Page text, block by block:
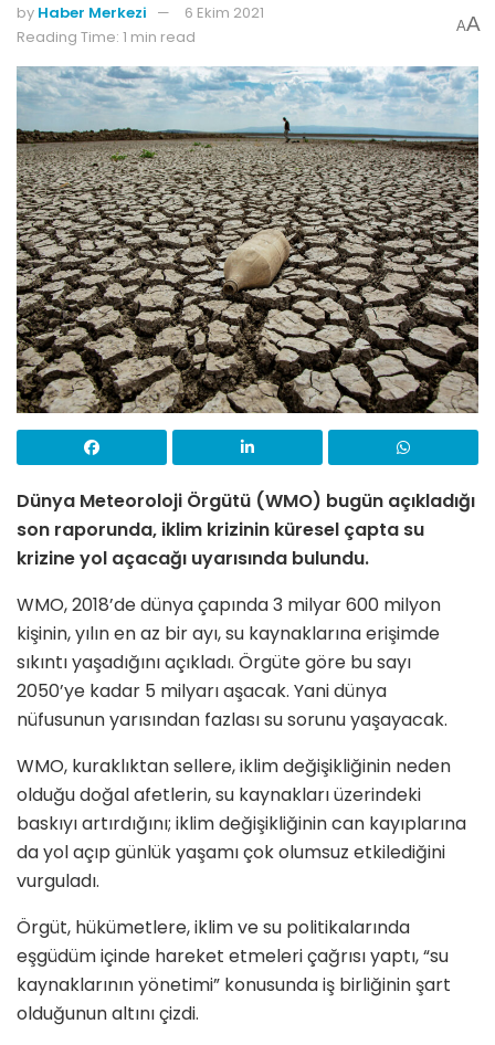
by Haber Merkezi
6 Ekim 2021
Reading Time: 1 min read
AA
Dünya Meteoroloji Örgütü (WMO) bugün açıkladığı
son raporunda, iklim krizinin küresel çapta su
krizine yol açacağı uyarısında bulundu.
WMO, 2018’de dünya çapında 3 milyar 600 milyon
kişinin, yılın en az bir ayı, su kaynaklarına erişimde
sıkıntı yaşadığını açıkladı. Örgüte göre bu sayı
2050’ye kadar 5 milyarı aşacak. Yani dünya
nüfusunun yarısından fazlası su sorunu yaşayacak.
WMO, kuraklıktan sellere, iklim değişikliğinin neden
olduğu doğal afetlerin, su kaynakları üzerindeki
baskıyı artırdığını; iklim değişikliğinin can kayıplarına
da yol açıp günlük yaşamı çok olumsuz etkilediğini
vurguladı.
Örgüt, hükümetlere, iklim ve su politikalarında
eşgüdüm içinde hareket etmeleri çağrısı yaptı, “su
kaynaklarının yönetimi” konusunda iş birliğinin şart
olduğunun altını çizdi.